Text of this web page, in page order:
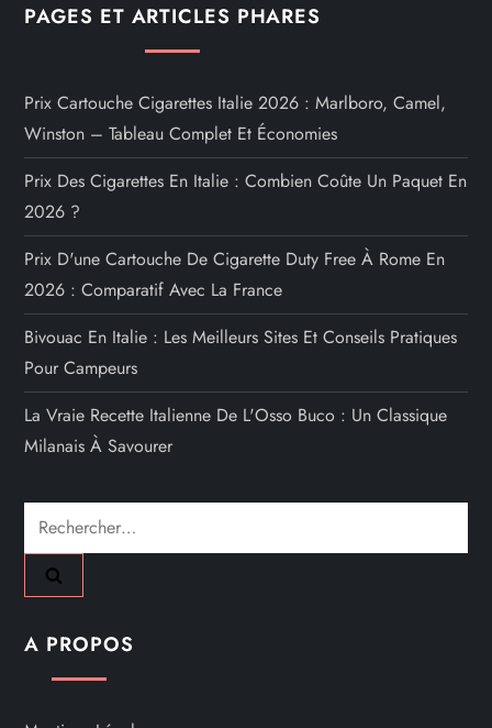
PAGES ET ARTICLES PHARES
Prix Cartouche Cigarettes Italie 2026 : Marlboro, Camel,
Winston – Tableau Complet Et Économies
Prix Des Cigarettes En Italie : Combien Coûte Un Paquet En
2026 ?
Prix D'une Cartouche De Cigarette Duty Free À Rome En
2026 : Comparatif Avec La France
Bivouac En Italie : Les Meilleurs Sites Et Conseils Pratiques
Pour Campeurs
La Vraie Recette Italienne De L'Osso Buco : Un Classique
Milanais À Savourer
Rechercher :
A PROPOS